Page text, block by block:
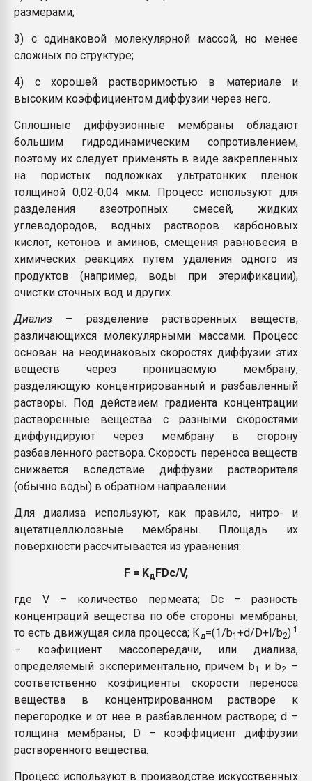
размерами;
3) с одинаковой молекулярной массой, но менее
сложных по структуре;
4) с хорошей растворимостью в материале и
высоким коэффициентом диффузии через него.
Сплошные диффузионные мембраны обладают
большим гидродинамическим сопротивлением,
поэтому их следует применять в виде закрепленных
на пористых подложках ультратонких пленок
толщиной 0,02-0,04 мкм. Процесс используют для
разделения азеотропных смесей, жидких
углеводородов, водных растворов карбоновых
кислот, кетонов и аминов, смещения равновесия в
химических реакциях путем удаления одного из
продуктов (например, воды при этерификации),
очистки сточных вод и других.
Диализ – разделение растворенных веществ,
различающихся молекулярными массами. Процесс
основан на неодинаковых скоростях диффузии этих
веществ через проницаемую мембрану,
разделяющую концентрированный и разбавленный
растворы. Под действием градиента концентрации
растворенные вещества с разными скоростями
диффундируют через мембрану в сторону
разбавленного раствора. Скорость переноса веществ
снижается вследствие диффузии растворителя
(обычно воды) в обратном направлении.
Для диализа используют, как правило, нитро- и
ацетатцеллюлозные мембраны. Площадь их
поверхности рассчитывается из уравнения:
F = KдFDc/V,
где V – количество пермеата; Dс – разность
концентраций вещества по обе стороны мембраны,
то есть движущая сила процесса; Кд=(1/b1 +d/D+l/b2)-1
– коэфициент массопередачи, или диализа,
определяемый экспериментально, причем b1 и b2 –
соответственно коэфициенты скорости переноса
вещества в концентрированном растворе к
перегородке и от нее в разбавленном растворе; d –
толщина мембраны; D – коэффициент диффузии
растворенного вещества.
Процесс используют в производстве искусственных